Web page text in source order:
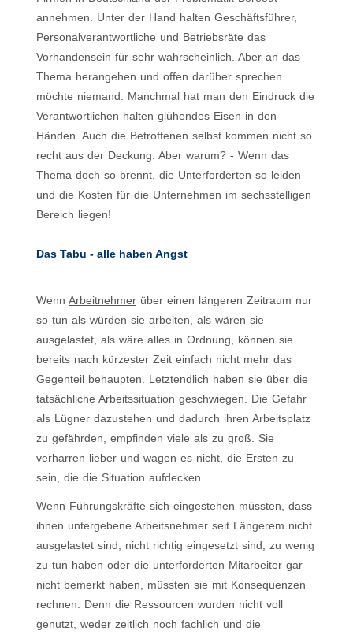
annehmen. Unter der Hand halten Geschäftsführer,
Personalverantwortliche und Betriebsräte das
Vorhandensein für sehr wahrscheinlich. Aber an das
Thema herangehen und offen darüber sprechen
möchte niemand. Manchmal hat man den Eindruck die
Verantwortlichen halten glühendes Eisen in den
Händen. Auch die Betroffenen selbst kommen nicht so
recht aus der Deckung. Aber warum? - Wenn das
Thema doch so brennt, die Unterforderten so leiden
und die Kosten für die Unternehmen im sechsstelligen
Bereich liegen!
Das Tabu - alle haben Angst
Wenn Arbeitnehmer über einen längeren Zeitraum nur
so tun als würden sie arbeiten, als wären sie
ausgelastet, als wäre alles in Ordnung, können sie
bereits nach kürzester Zeit einfach nicht mehr das
Gegenteil behaupten. Letztendlich haben sie über die
tatsächliche Arbeitssituation geschwiegen. Die Gefahr
als Lügner dazustehen und dadurch ihren Arbeitsplatz
zu gefährden, empfinden viele als zu groß. Sie
verharren lieber und wagen es nicht, die Ersten zu
sein, die die Situation aufdecken.
Wenn Führungskräfte sich eingestehen müssten, dass
ihnen untergebene Arbeitsnehmer seit Längerem nicht
ausgelastet sind, nicht richtig eingesetzt sind, zu wenig
zu tun haben oder die unterforderten Mitarbeiter gar
nicht bemerkt haben, müssten sie mit Konsequenzen
rechnen. Denn die Ressourcen wurden nicht voll
genutzt, weder zeitlich noch fachlich und die